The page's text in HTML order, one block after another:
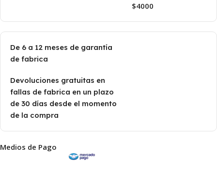
$4000
De 6 a 12 meses de garantía
de fabrica
Devoluciones gratuitas en
fallas de fabrica en un plazo
de 30 días desde el momento
de la compra
Medios de Pago